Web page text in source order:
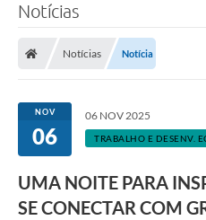
Notícias
Notícias Notícia
NOV
06
06 NOV 2025
TRABALHO E DESENV.
UMA NOITE PARA
SE CONECTAR COM